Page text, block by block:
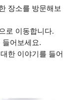
장소를 방문해보
로 이동합니다.
어보세요.
한 이야기를 들어